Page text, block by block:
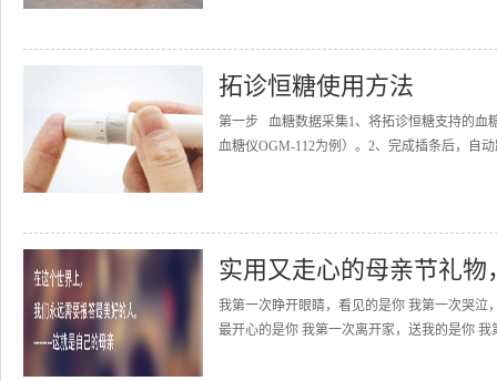
拓诊恒糖使用方法
第一步 血糖数据采集1、将拓诊恒糖支持的血
血糖仪OGM-112为例）。2、完成插条后，自
实用又走心的母亲节礼
我第一次睁开眼睛，看见的是你 我第一次哭泣
最开心的是你 我第一次离开家，送我的是你